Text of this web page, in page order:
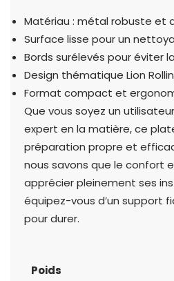
Matériau : métal robuste et
Surface lisse pour un
Bords surélevés pour éviter
Design thématique Lion
Format compact et
Que vous soyez un
expert en la matière, ce
préparation propre et
nous savons que le confort
apprécier pleinement ses
équipez-vous d’un support
pour durer.
Poids